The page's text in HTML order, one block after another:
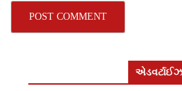
એડવર્ટાઈઝ